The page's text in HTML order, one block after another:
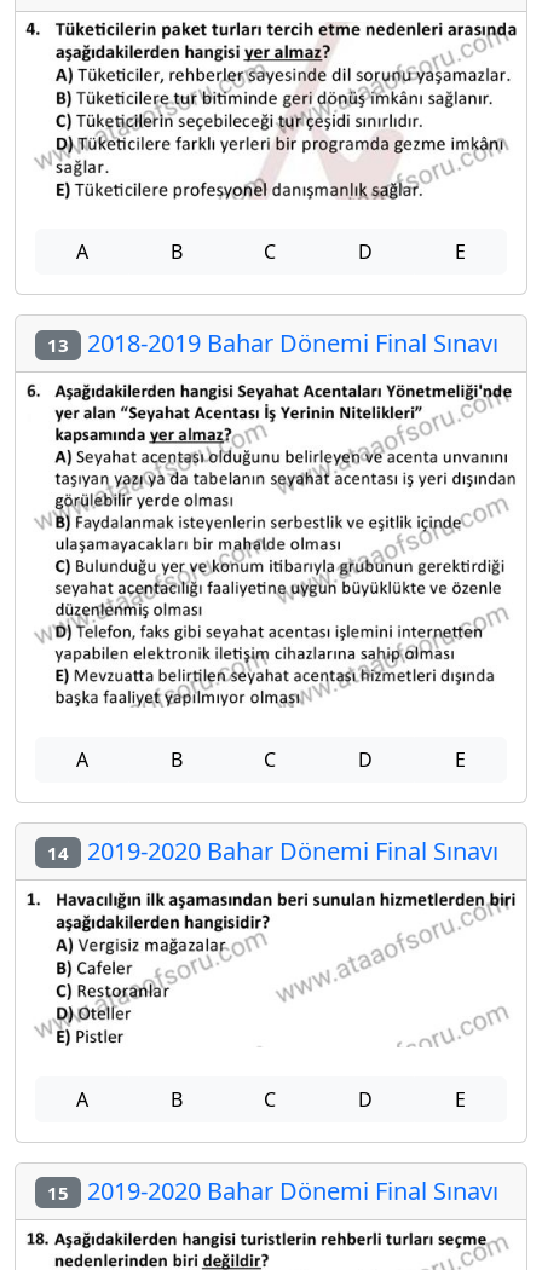
A B C D E
13 2018-2019 Bahar Dönemi Final Sınavı
A B C D E
14 2019-2020 Bahar Dönemi Final Sınavı
A B C D E
15 2019-2020 Bahar Dönemi Final Sınavı